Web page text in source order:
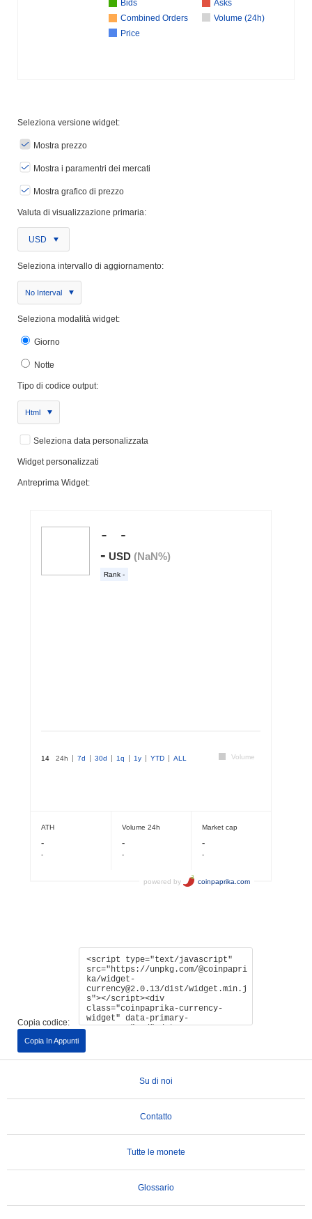
Bids
Asks
Combined Orders
Volume (24h)
Price
Seleziona versione widget:
Mostra prezzo
Mostra i paramentri dei mercati
Mostra grafico di prezzo
Valuta di visualizzazione primaria:
USD
Seleziona intervallo di aggiornamento:
No Interval
Seleziona modalità widget:
Giorno
Notte
Tipo di codice output:
Html
Seleziona data personalizzata
Widget personalizzati
Antreprima Widget:
Copia codice:
Copia In Appunti
Su di noi
Contatto
Tutte le monete
Glossario